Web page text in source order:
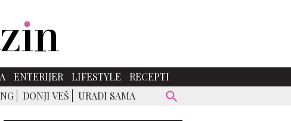
ENTERIJER LIFESTYLE
RECEPTI
DONJI VEŠ URADI SAMA